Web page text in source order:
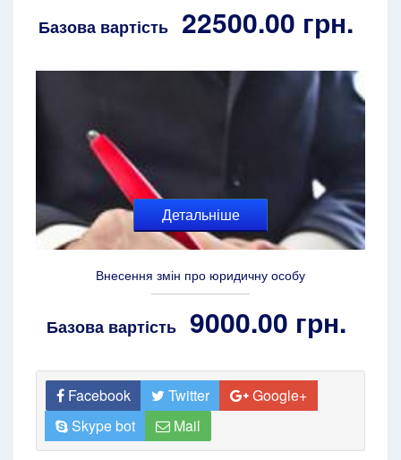
Базова вартість 22500.00 грн.
Детальніше
Внесення змін про юридичну особу
Базова вартість 9000.00 грн.
Facebook Twitter
Google+
Skype bot
Mail